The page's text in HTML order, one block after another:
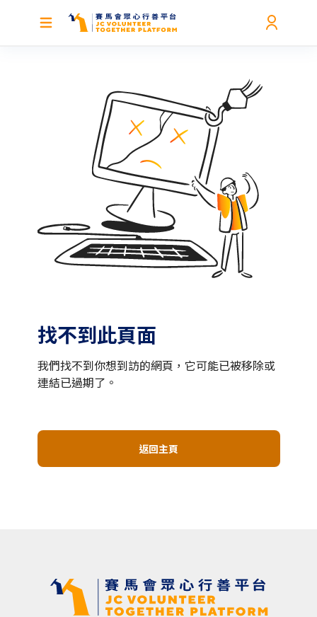
找不到此頁面
我們找不到你想到訪的網頁，它可能已被移除或
連結已過期了。
返回主頁